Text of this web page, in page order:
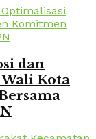
dan
Kota